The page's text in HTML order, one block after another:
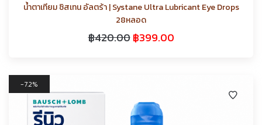
น้ำตาเทียม ซิสเทน อัลตร้า | Systane Ultra Lubricant Eye Drops
28หลอด
฿420.00 ฿399.00
7.2%